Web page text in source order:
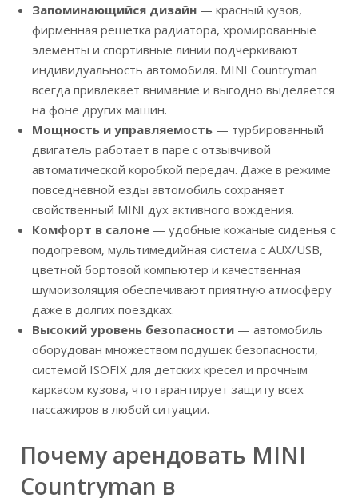
Запоминающийся дизайн — красный кузов,
фирменная решетка радиатора, хромированные
элементы и спортивные линии подчеркивают
индивидуальность автомобиля. MINI Countryman
всегда привлекает внимание и выгодно выделяется
на фоне других машин.
Мощность и управляемость — турбированный
двигатель работает в паре с отзывчивой
автоматической коробкой передач. Даже в режиме
повседневной езды автомобиль сохраняет
свойственный MINI дух активного вождения.
Комфорт в салоне — удобные кожаные сиденья с
подогревом, мультимедийная система с AUX/USB,
цветной бортовой компьютер и качественная
шумоизоляция обеспечивают приятную атмосферу
даже в долгих поездках.
Высокий уровень безопасности — автомобиль
оборудован множеством подушек безопасности,
системой ISOFIX для детских кресел и прочным
каркасом кузова, что гарантирует защиту всех
пассажиров в любой ситуации.
Почему арендовать MINI
Countryman в